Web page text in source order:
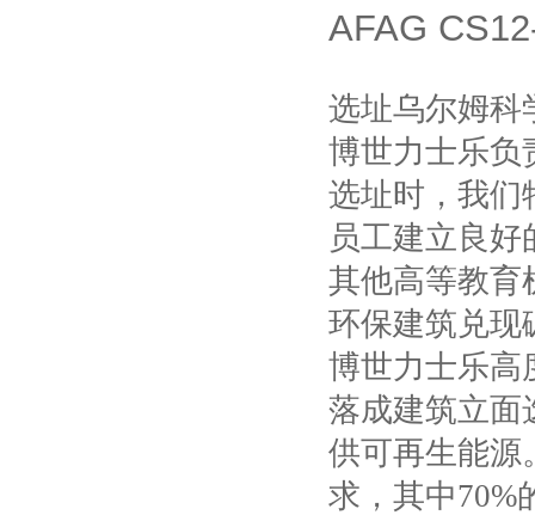
AFAG
选址乌尔姆科
博世力士乐负
选址时，我们
员工建立良
其他高等教育
环保建筑兑现
博世力士乐高
落成建筑立面
供可再生能源
求，其中70%